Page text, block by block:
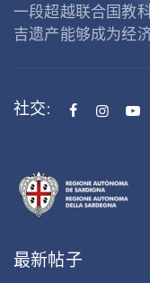
一段超越联合国教
吉遗产能够成为经
社交:
最新帖子